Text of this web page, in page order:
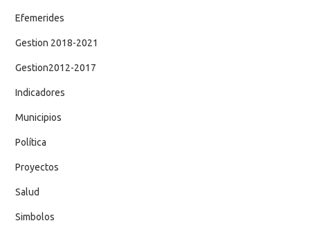
Efemerides
Gestion 2018-2021
Gestion2012-2017
Indicadores
Municipios
Política
Proyectos
Salud
Simbolos